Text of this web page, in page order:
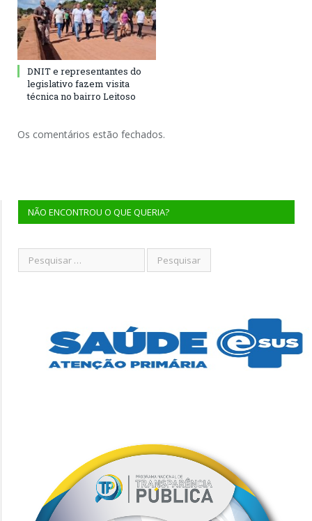
DNIT e representantes do
legislativo fazem visita
técnica no bairro Leitoso
Os comentários estão fechados.
NÃO ENCONTROU O QUE QUERIA?